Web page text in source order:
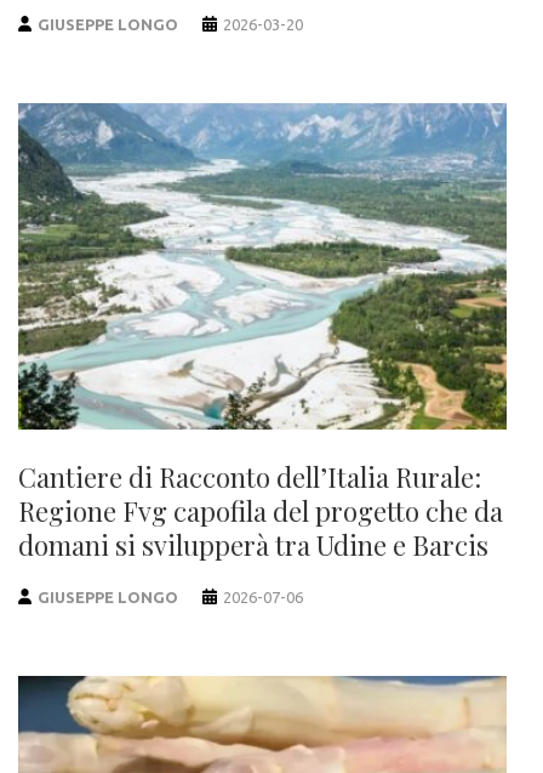
GIUSEPPE LONGO 2026-03-20
Cantiere di Racconto dell’Italia Rurale:
Regione Fvg capofila del progetto che da
domani si svilupperà tra Udine e Barcis
GIUSEPPE LONGO 2026-07-06